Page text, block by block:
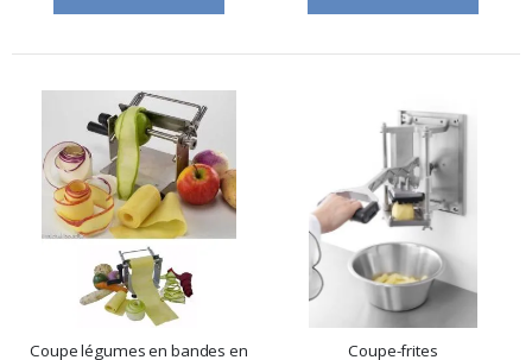
Coupe légumes en bandes en Coupe-frites